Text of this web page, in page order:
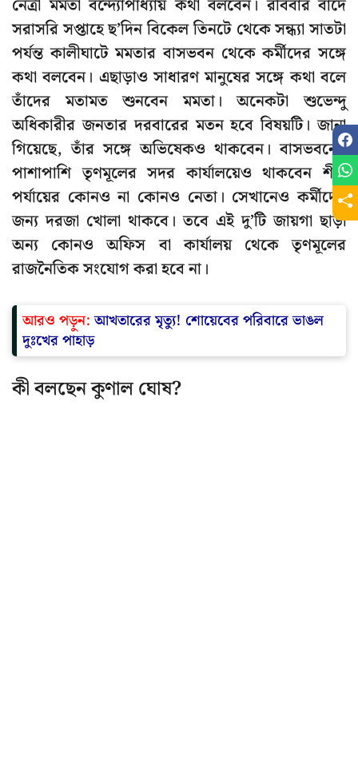
নেত্রী মমতা বন্দ্যোপাধ্যায় কথা বলবেন। রবিবার বাদে
সরাসরি সপ্তাহে ছ’দিন বিকেল তিনটে থেকে সন্ধ্যা সাতটা
পর্যন্ত কালীঘাটে মমতার বাসভবন থেকে কর্মীদের সঙ্গে
কথা বলবেন। এছাড়াও সাধারণ মানুষের সঙ্গে কথা বলে
তাঁদের মতামত শুনবেন মমতা। অনেকটা শুভেন্দু
অধিকারীর জনতার দরবারের মতন হবে বিষয়টি। জানা
গিয়েছে, তাঁর সঙ্গে অভিষেকও থাকবেন। বাসভবনের
পাশাপাশি তৃণমূলের সদর কার্যালয়েও থাকবেন শীর্ষ
পর্যায়ের কোনও না কোনও নেতা। সেখানেও কর্মীদের
জন্য দরজা খোলা থাকবে। তবে এই দু’টি জায়গা ছাড়া
অন্য কোনও অফিস বা কার্যালয় থেকে তৃণমূলের
রাজনৈতিক সংযোগ করা হবে না।
আরও পড়ুন:আখতারের মৃত্যু! শোয়েবের পরিবারে ভাঙল
দুঃখের পাহাড়
কী বলছেন কুণাল ঘোষ?